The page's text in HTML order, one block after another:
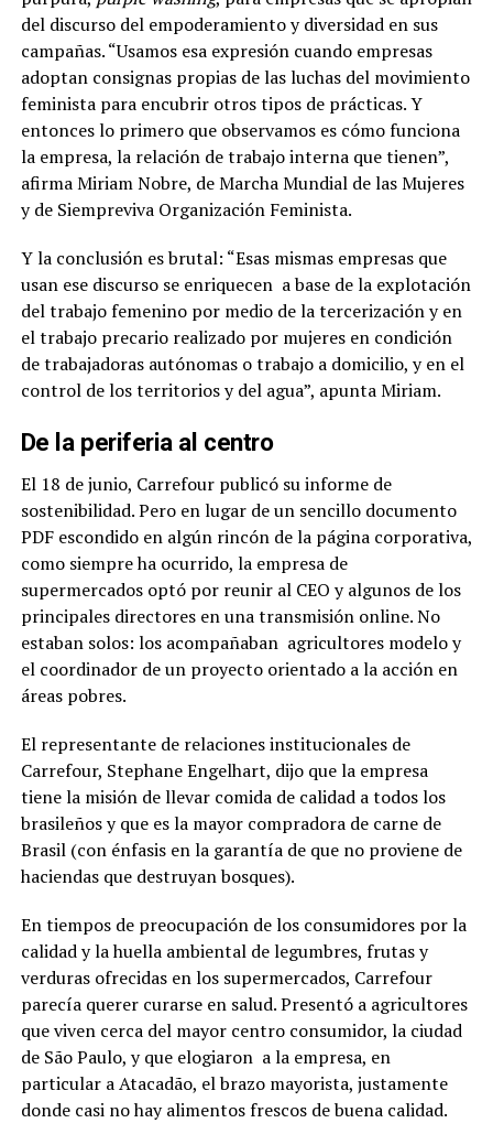
del discurso del empoderamiento y diversidad en sus
campañas. “Usamos esa expresión cuando empresas
adoptan consignas propias de las luchas del movimiento
feminista para encubrir otros tipos de prácticas. Y
entonces lo primero que observamos es cómo funciona
la empresa, la relación de trabajo interna que tienen”,
afirma Miriam Nobre, de Marcha Mundial de las Mujeres
y de Siempreviva Organización Feminista.
Y la conclusión es brutal: “Esas mismas empresas que
usan ese discurso se enriquecen a base de la explotación
del trabajo femenino por medio de la tercerización y en
el trabajo precario realizado por mujeres en condición
de trabajadoras autónomas o trabajo a domicilio, y en el
control de los territorios y del agua”, apunta Miriam.
De la periferia al centro
El 18 de junio, Carrefour publicó su informe de
sostenibilidad. Pero en lugar de un sencillo documento
PDF escondido en algún rincón de la página corporativa,
como siempre ha ocurrido, la empresa de
supermercados optó por reunir al CEO y algunos de los
principales directores en una transmisión online. No
estaban solos: los acompañaban agricultores modelo y
el coordinador de un proyecto orientado a la acción en
áreas pobres.
El representante de relaciones institucionales de
Carrefour, Stephane Engelhart, dijo que la empresa
tiene la misión de llevar comida de calidad a todos los
brasileños y que es la mayor compradora de carne de
Brasil (con énfasis en la garantía de que no proviene de
haciendas que destruyan bosques).
En tiempos de preocupación de los consumidores por la
calidad y la huella ambiental de legumbres, frutas y
verduras ofrecidas en los supermercados, Carrefour
parecía querer curarse en salud. Presentó a agricultores
que viven cerca del mayor centro consumidor, la ciudad
de São Paulo, y que elogiaron a la empresa, en
particular a Atacadão, el brazo mayorista, justamente
donde casi no hay alimentos frescos de buena calidad.